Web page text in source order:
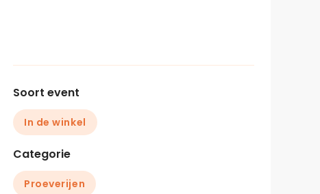
Soort event
In de winkel
Categorie
Proeverijen